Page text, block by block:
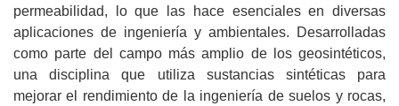
permeabilidad, lo que las hace esenciales en diversas
aplicaciones de ingeniería y ambientales. Desarrolladas
como parte del campo más amplio de los geosintéticos,
una disciplina que utiliza sustancias sintéticas para
mejorar el rendimiento de la ingeniería de suelos y rocas,